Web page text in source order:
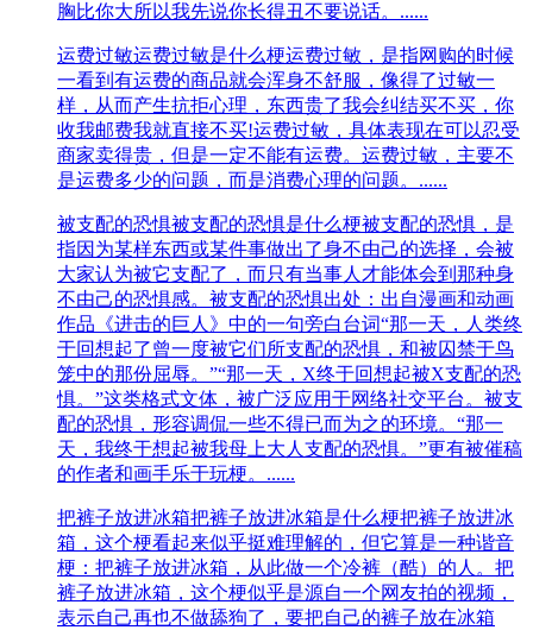
胸比你大所以我先说你长得丑不要说话。......
运费过敏运费过敏是什么梗运费过敏，是指网购的时候
一看到有运费的商品就会浑身不舒服，像得了过敏一
样，从而产生抗拒心理，东西贵了我会纠结买不买，你
收我邮费我就直接不买!运费过敏，具体表现在可以忍受
商家卖得贵，但是一定不能有运费。运费过敏，主要不
是运费多少的问题，而是消费心理的问题。......
被支配的恐惧被支配的恐惧是什么梗被支配的恐惧，是
指因为某样东西或某件事做出了身不由己的选择，会被
大家认为被它支配了，而只有当事人才能体会到那种身
不由己的恐惧感。被支配的恐惧出处：出自漫画和动画
作品《进击的巨人》中的一句旁白台词“那一天，人类终
于回想起了曾一度被它们所支配的恐惧，和被囚禁于鸟
笼中的那份屈辱。”“那一天，X终于回想起被X支配的恐
惧。”这类格式文体，被广泛应用于网络社交平台。被支
配的恐惧，形容调侃一些不得已而为之的环境。“那一
天，我终于想起被我母上大人支配的恐惧。”更有被催稿
的作者和画手乐于玩梗。......
把裤子放进冰箱把裤子放进冰箱是什么梗把裤子放进冰
箱，这个梗看起来似乎挺难理解的，但它算是一种谐音
梗：把裤子放进冰箱，从此做一个冷裤（酷）的人。把
裤子放进冰箱，这个梗似乎是源自一个网友拍的视频，
表示自己再也不做舔狗了，要把自己的裤子放在冰箱